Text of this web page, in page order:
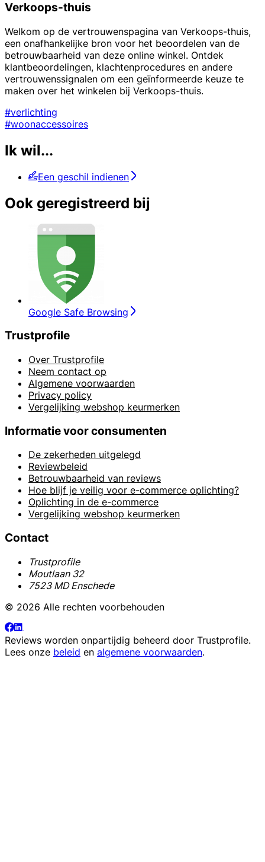
Verkoops-thuis
Welkom op de vertrouwenspagina van Verkoops-thuis,
een onafhankelijke bron voor het beoordelen van de
betrouwbaarheid van deze online winkel. Ontdek
klantbeoordelingen, klachtenprocedures en andere
vertrouwenssignalen om een geïnformeerde keuze te
maken over het winkelen bij Verkoops-thuis.
#verlichting
#woonaccessoires
Ik wil...
Een geschil indienen
Ook geregistreerd bij
Google Safe Browsing
Trustprofile
Over Trustprofile
Neem contact op
Algemene voorwaarden
Privacy policy
Vergelijking webshop keurmerken
Informatie voor consumenten
De zekerheden uitgelegd
Reviewbeleid
Betrouwbaarheid van reviews
Hoe blijf je veilig voor e-commerce oplichting?
Oplichting in de e-commerce
Vergelijking webshop keurmerken
Contact
Trustprofile
Moutlaan 32
7523 MD Enschede
© 2026 Alle rechten voorbehouden
Reviews worden onpartijdig beheerd door Trustprofile.
Lees onze beleid en algemene voorwaarden.